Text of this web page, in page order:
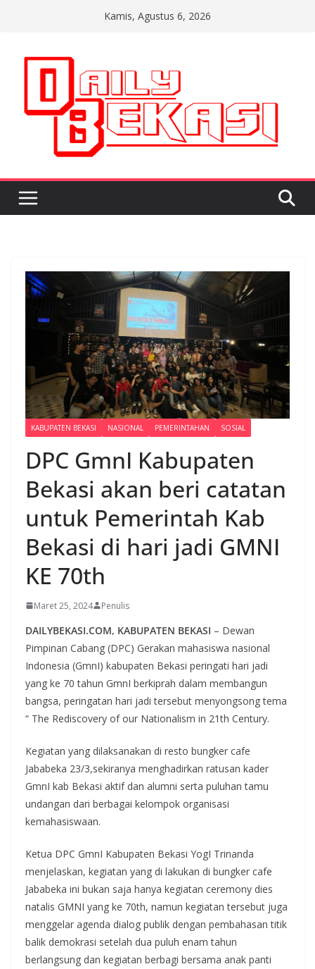
Kamis, Agustus 6, 2026
KABUPATEN BEKASI NASIONAL PEMERINTAHAN SOSIAL
DPC GmnI Kabupaten
Bekasi akan beri catatan
untuk Pemerintah Kab
Bekasi di hari jadi GMNI
KE 70th
Maret 25, 2024 Penulis
DAILYBEKASI.COM, KABUPATEN BEKASI – Dewan
Pimpinan Cabang (DPC) Gerakan mahasiswa nasional
Indonesia (GmnI) kabupaten Bekasi peringati hari jadi
yang ke 70 tahun GmnI berkiprah dalam membangun
bangsa, peringatan hari jadi tersebut menyongsong tema
“ The Rediscovery of our Nationalism in 21th Century.
Kegiatan yang dilaksanakan di resto bungker cafe
Jababeka 23/3,sekiranya menghadirkan ratusan kader
GmnI kab Bekasi aktif dan alumni serta puluhan tamu
undangan dari berbagai kelompok organisasi
kemahasiswaan.
Ketua DPC GmnI Kabupaten Bekasi YogI Trinanda
menjelaskan, kegiatan yang di lakukan di bungker cafe
Jababeka ini bukan saja hanya kegiatan ceremony dies
natalis GMNI yang ke 70th, namun kegiatan tersebut juga
menggelar agenda dialog publik dengan pembahasan titik
balik demokrasi setelah dua puluh enam tahun
berlangsung dan kegiatan berbagi bersama anak panti